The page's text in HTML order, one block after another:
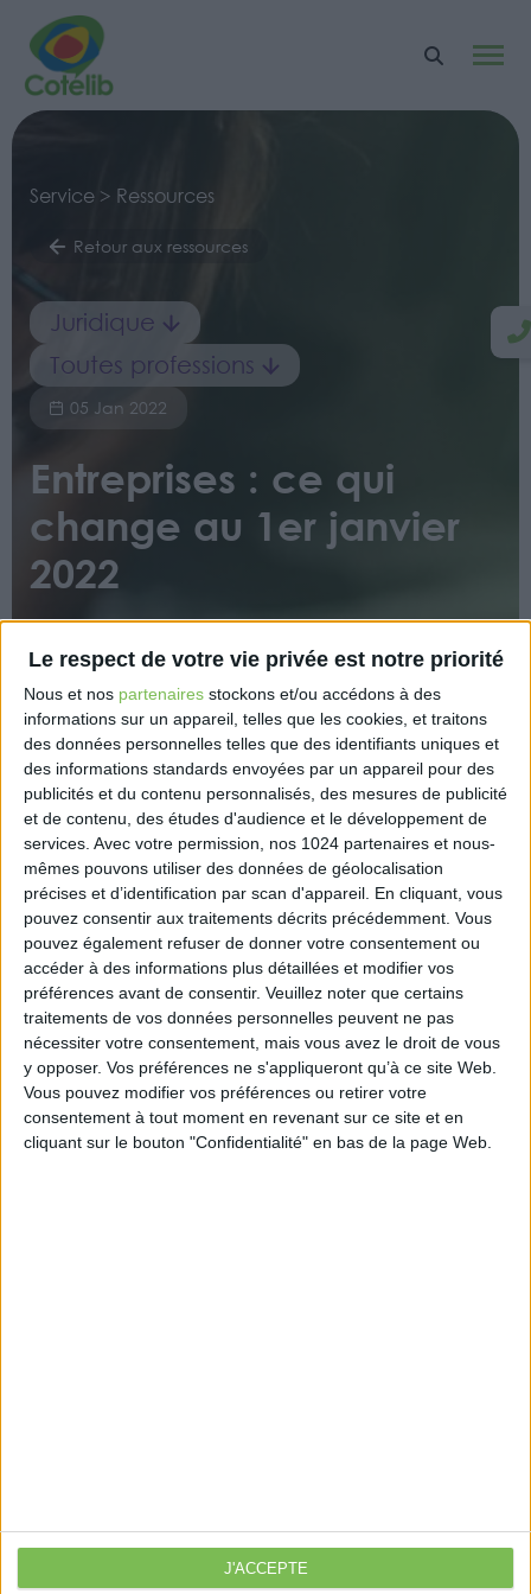
Le respect de votre vie privée est notre priorité
Nous et nos partenaires stockons et/ou accédons à des
informations sur un appareil, telles que les cookies, et traitons
des données personnelles telles que des identifiants uniques et
des informations standards envoyées par un appareil pour des
publicités et du contenu personnalisés, des mesures de publicité
et de contenu, des études d'audience et le développement de
services. Avec votre permission, nos 1024 partenaires et nous-
mêmes pouvons utiliser des données de géolocalisation
précises et d’identification par scan d'appareil. En cliquant, vous
pouvez consentir aux traitements décrits précédemment. Vous
pouvez également refuser de donner votre consentement ou
accéder à des informations plus détaillées et modifier vos
préférences avant de consentir. Veuillez noter que certains
traitements de vos données personnelles peuvent ne pas
nécessiter votre consentement, mais vous avez le droit de vous
y opposer. Vos préférences ne s'appliqueront qu’à ce site Web.
Vous pouvez modifier vos préférences ou retirer votre
consentement à tout moment en revenant sur ce site et en
cliquant sur le bouton "Confidentialité" en bas de la page Web.
J'ACCEPTE
Service > Ressources
Retour aux ressources
Juridique
Toutes professions
05 Jan 2022
Entreprises : ce qui
change au 1er janvier
2022
Poursuite de la baisse de l’impôt sur les sociétés,
prolongation du prêt garanti par l’État, doublement
du crédit d’impôt pour la formation des dirigeants
d’entreprise… Comme chaque année au 1er
janvier, de nombreux changements s’opèrent dans
le champ des règles applicables aux entreprises.
Quelles sont les principales nouveautés pour 2022 ?
https://www.economie.gouv.fr/entreprises/
janvier-2022
Violette la comptable
Déclaration Impôt sur le Revenu